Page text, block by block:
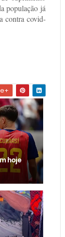
população já
contra covid-
hoje